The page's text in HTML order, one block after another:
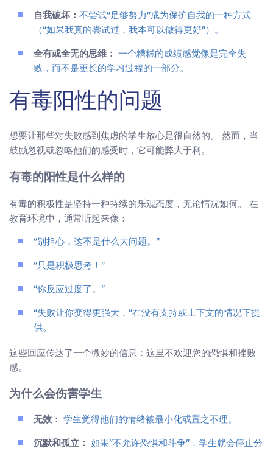
自我破坏： 不尝试“足够努力”成为保护自我的一种方式
（“如果我真的尝试过，我本可以做得更好”）。
全有或全无的思维：
一个糟糕的成绩感觉像是完全失
败，而不是更长的学习过程的一部分。
有毒阳性的问题
想要让那些对失败感到焦虑的学生放心是很自然的。 然而，当
鼓励忽视或忽略他们的感受时，它可能弊大于利。
有毒的阳性是什么样的
有毒的积极性是坚持一种持续的乐观态度，无论情况如何。 在
教育环境中，通常听起来像：
“别担心，这不是什么大问题。”
“只是积极思考！”
“你反应过度了。”
“失败让你变得更强大，”在没有支持或上下文的情况下提
供。
这些回应传达了一个微妙的信息：这里不欢迎您的恐惧和挫败
感。
为什么会伤害学生
无效： 学生觉得他们的情绪被最小化或置之不理。
沉默和孤立： 如果“不允许恐惧和斗争”，学生就会停止分